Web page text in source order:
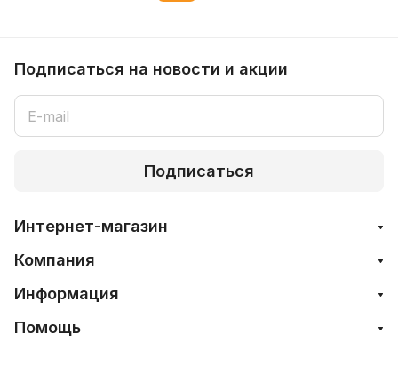
Подписаться на новости и акции
Подписаться
Интернет-магазин
Компания
Информация
Помощь